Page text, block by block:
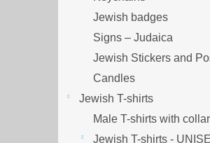
Jewish badges
Signs – Judaica
Jewish Stickers and
Candles
Jewish T-shirts
Male T-shirts with collar
Jewish T-shirts -